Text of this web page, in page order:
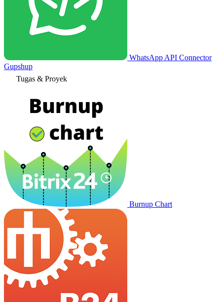
WhatsApp API Connector
Gupshup
Tugas & Proyek
Burnup Chart